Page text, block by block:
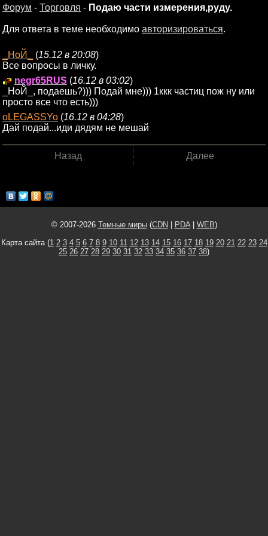
Форум - Торговля - Подаю части измерения,руду.
Для ответа в теме необходимо авторизироваться.
_НоЙ_ (15.12 в 20:08)
Все вопросы в личку.
negr65RUS (16.12 в 03:02)
_НоЙ_, подаешь?))) Подай мне))) 1ккк частиц пож ну или
просто все что есть)))
oLEGASSYo (16.12 в 04:28)
Дай подай...иди дядям не мешай
Назад Далее
© 2007-2026 Темные миры(CDN PDA| WEB)
Карта сайта (1 2 3 4 5 6 7 8 9 10 11 12 13 14 15 16 17 18 19 20 21 22 23 24
25 26 27 28 29 30 31 32 33 34 35 36 37 38)